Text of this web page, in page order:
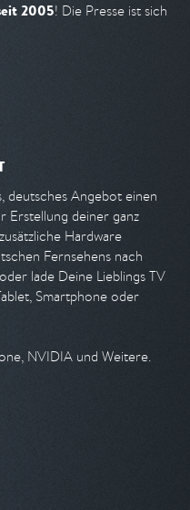
2005! Die Presse ist sich
deutsches Angebot einen
Erstellung deiner ganz
Hardware
Fernsehens nach
lade Deine Lieblings TV
Smartphone oder
NVIDIA und Weitere.